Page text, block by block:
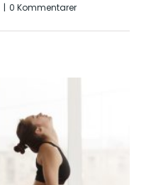
| 0 Kommentarer